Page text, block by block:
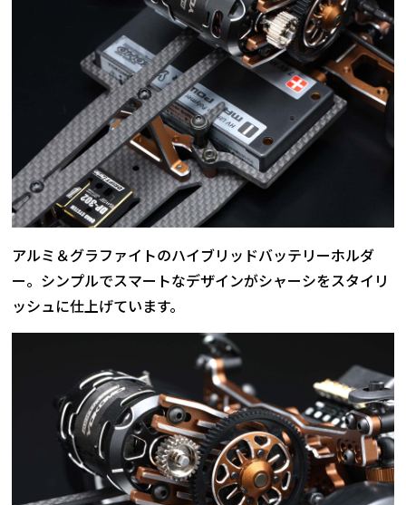
アルミ＆グラファイトのハイブリッドバッテリーホルダ
ー。シンプルでスマートなデザインがシャーシをスタイリ
ッシュに仕上げています。